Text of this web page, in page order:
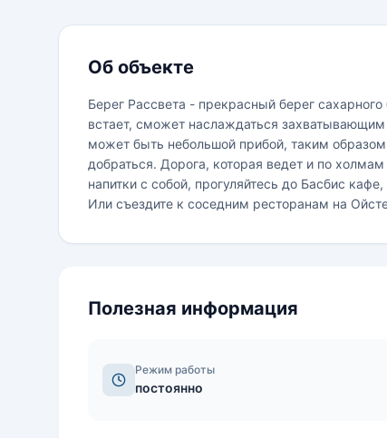
Об объекте
Берег Рассвета - прекрасный берег
встает, сможет наслаждаться
может быть небольшой прибой, таким образом
добраться. Дорога, которая ведет и по
напитки с собой, прогуляйтесь до Басбис
Или съездите к соседним ресторанам на
Полезная информация
Режим работы
постоянно